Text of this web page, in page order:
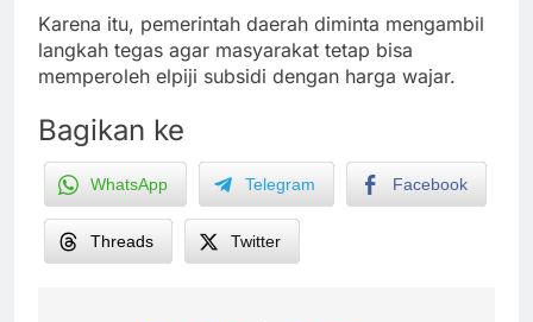
Karena itu, pemerintah daerah diminta mengambil
langkah tegas agar masyarakat tetap bisa
memperoleh elpiji subsidi dengan harga wajar.
Bagikan ke
WhatsApp Telegram Facebook
Threads Twitter